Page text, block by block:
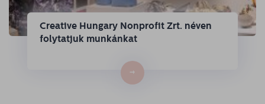
Creative Hungary Nonprofit Zrt. néven
folytatjuk munkánkat
→